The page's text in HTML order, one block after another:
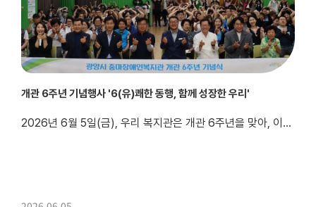
개관 6주년 기념행사 '6(유)쾌한 동행, 함께 성장한 우리'
2026년 6월 5일(금), 우리 복지관은 개관 6주년을 맞아, 이용자 및 보호자, 자원봉사자, 후원자, 지역 관계자분들을 모시고'6(유)쾌한 동행, 함께 성장한 우리'라는 주제로 6주년 기념행사를 진행하였습니다. 행사에 앞서 오전 9시 30분부터 복지관 1층에서는 ESG 캠페인, 인생네컷 포토존 등 다양한 부대행사가 운영되었습니다. 오전 10시 ...